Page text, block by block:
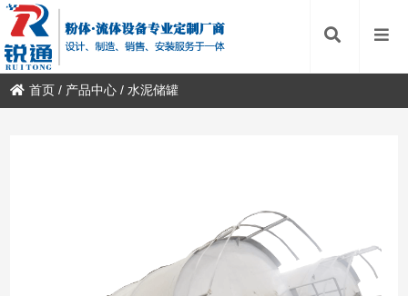
首页 / 产品中心 /水泥储罐